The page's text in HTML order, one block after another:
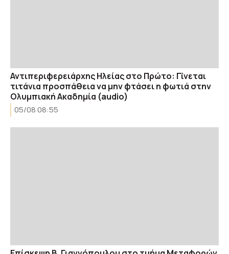
Αντιπεριφερειάρχης Ηλείας στο Πρώτο: Γϊνεται
τιτάνια προσπάθεια να μην φτάσει η φωτιά στην
Ολυμπιακή Ακαδημία (audio)
05/08 08:55